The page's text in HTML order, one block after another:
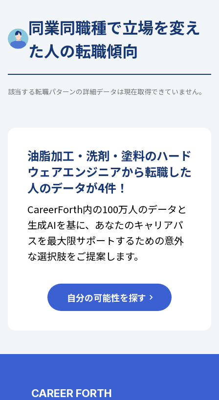
同業同職種で立場を変え
た人の転職傾向
該当する転職パターンの詳細データは現在取得できていません。
油脂加工・洗剤・塗料のハード
ウェアエンジニアから転職した
人のデータが4件！
CareerForth内の100万人のデータと
生成AIを基に、あなたのキャリアパ
スを最大限サポートするための意外
な選択肢をご提案します。
自分の可能性を探す
CAREER FORTH